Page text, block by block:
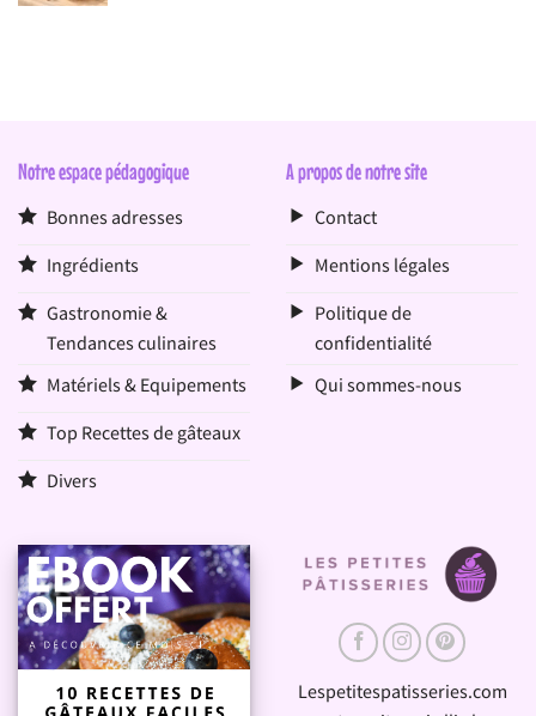
Notre espace pédagogique
Bonnes adresses
Ingrédients
Gastronomie &
Tendances culinaires
Matériels & Equipements
Top Recettes de gâteaux
Divers
A propos de notre site
Contact
Mentions légales
Politique de
confidentialité
Qui sommes-nous
Lespetitespatisseries.com